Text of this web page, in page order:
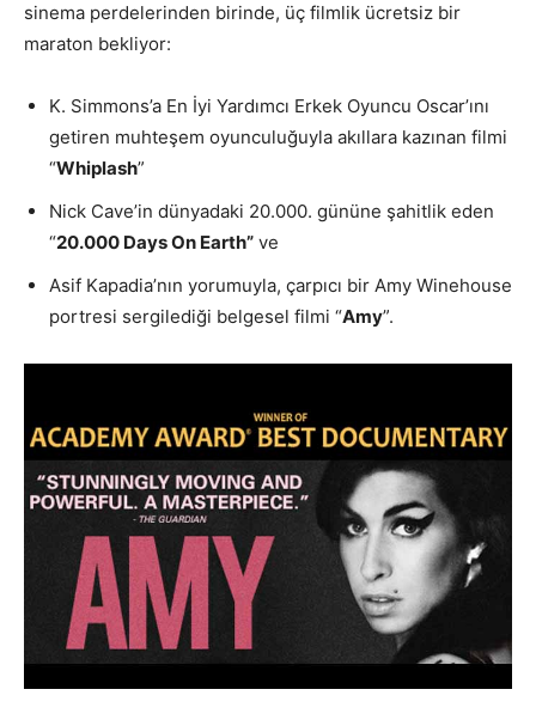
sinema perdelerinden birinde, üç filmlik ücretsiz bir
maraton bekliyor:
K. Simmons’a En İyi Yardımcı Erkek Oyuncu Oscar’ını
getiren muhteşem oyunculuğuyla akıllara kazınan filmi
“Whiplash”
Nick Cave’in dünyadaki 20.000. gününe şahitlik eden
“20.000 Days On Earth” ve
Asif Kapadia’nın yorumuyla, çarpıcı bir Amy Winehouse
portresi sergilediği belgesel filmi “Amy”.